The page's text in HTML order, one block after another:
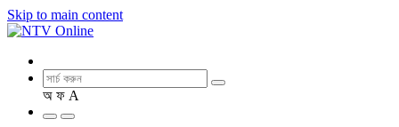
Skip to main content
অ ফ A